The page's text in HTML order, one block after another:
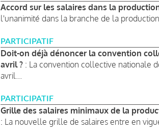
Accord sur les salaires dans la
l'unanimité dans la branche de la production
PARTICIPATIF
Doit-on déjà dénoncer la convention
avril ? : La convention collective nationale
avril...
PARTICIPATIF
Grille des salaires minimaux de la
: La nouvelle grille de salaires entre en